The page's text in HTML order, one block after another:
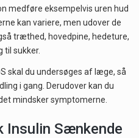
medføre eksempelvis uren hud
kan variere, men udover de
træthed, hovedpine, hedeture,
til sukker.
skal du undersøges af læge, så
i gang. Derudover kan du
mindsker symptomerne.
Insulin Sænkende